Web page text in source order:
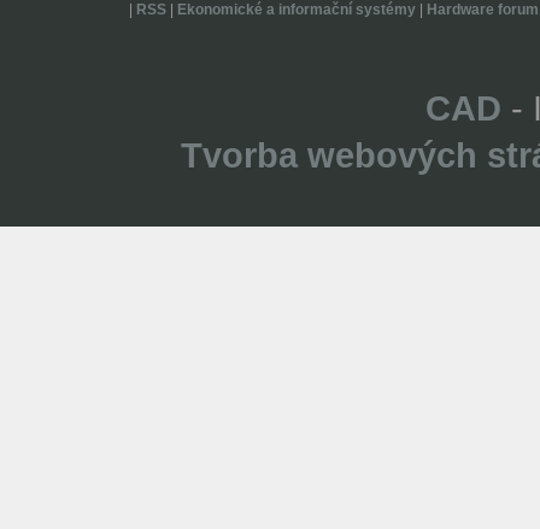
RSS| Ekonomické a informační systémy| Hardware forum
CAD -
Tvorba webových